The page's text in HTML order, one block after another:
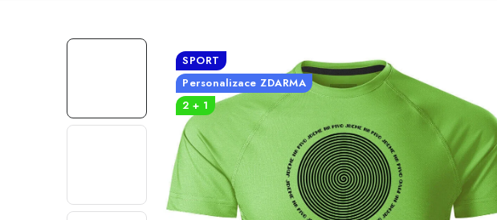
SPORT
Personalizace ZDARMA
2 + 1